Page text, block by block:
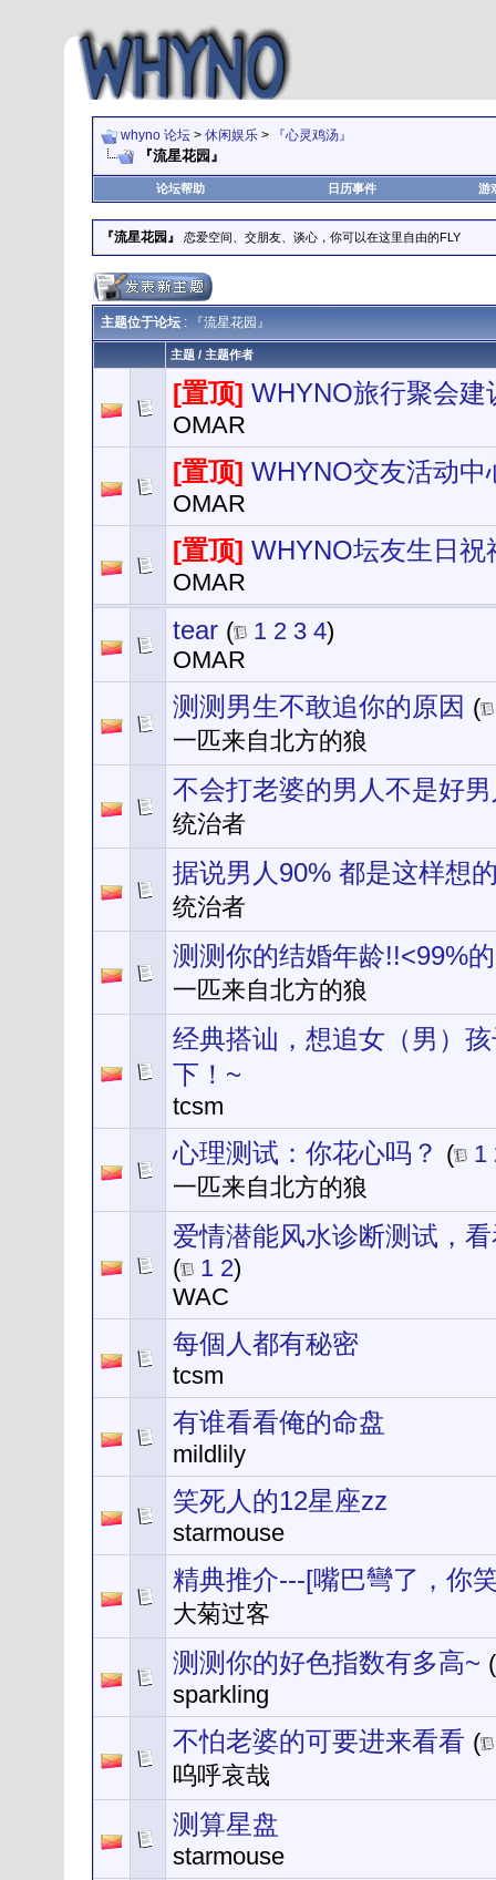
whyno 论坛 > 休闲娱乐 > 『心灵鸡汤』
『流星花园』
论坛帮助 日历事件 游
『流星花园』 恋爱空间、交朋友、谈心，你可以在这里自由的FLY
主题位于论坛 : 『流星花园』
主题 / 主题作者
[置顶] WHYNO旅行聚会建
OMAR
[置顶] WHYNO交友活动中
OMAR
[置顶] WHYNO坛友生日祝
OMAR
tear ( 1 2 3 4)
OMAR
测测男生不敢追你的原因 (
一匹来自北方的狼
不会打老婆的男人不是好
统治者
据说男人90% 都是这样想
统治者
测测你的结婚年龄!!<99%
一匹来自北方的狼
经典搭讪，想追女（男）
下！~
tcsm
心理测试：你花心吗？ ( 1
一匹来自北方的狼
爱情潜能风水诊断测试，
( 1 2)
WAC
每個人都有秘密
tcsm
有谁看看俺的命盘
mildlily
笑死人的12星座zz
starmouse
精典推介---[嘴巴彎了，你
大菊过客
测测你的好色指数有多高~ (
sparkling
不怕老婆的可要进来看看 (
呜呼哀哉
测算星盘
starmouse